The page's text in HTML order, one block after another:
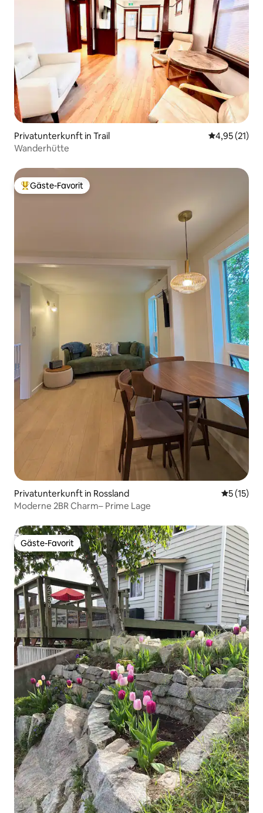
Privatunterkunft in Trail
4,95 (21)
Wanderhütte
Beliebter Gäste-Favorit.
Gäste-Favorit
Privatunterkunft in Rossland
5 (15)
Moderne 2BR Charm– Prime Lage
Gäste-Favorit
Gäste-Favorit